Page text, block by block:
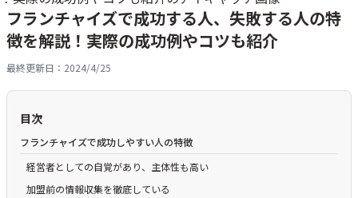
フランチャイズで成功する人、失敗する人の特
徴を解説！実際の成功例やコツも紹介
最終更新日： 2024/4/25
目次
フランチャイズで成功しやすい人の特徴
経営者としての自覚があり、主体性も高い
加盟前の情報収集を徹底している